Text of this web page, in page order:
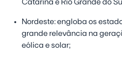
Catarina e Rio Grande do
Nordeste: engloba os
grande relevância na
eólica e solar;